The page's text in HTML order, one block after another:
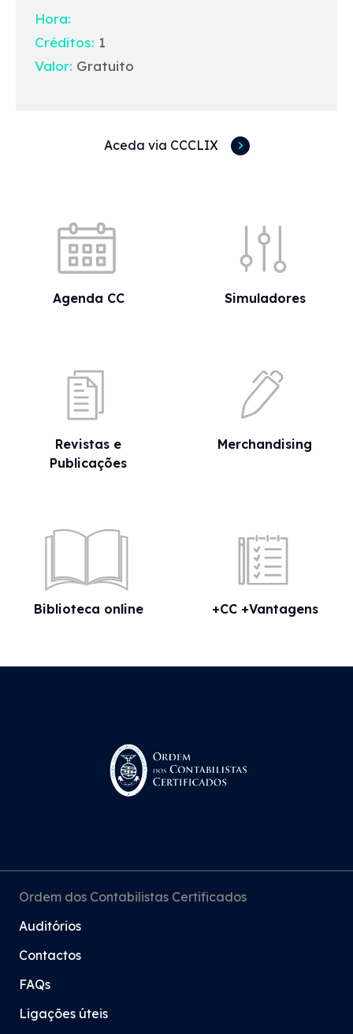
Hora:
Créditos: 1
Valor: Gratuito
Aceda via CCCLIX
Agenda CC Simuladores
Revistas e
Publicações
Merchandising
Biblioteca online +CC +Vantagens
Ordem dos Contabilistas Certificados
Auditórios
Contactos
FAQs
Ligações úteis